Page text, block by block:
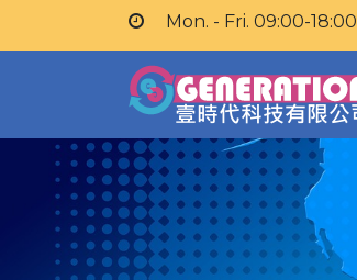
Mon. - Fri. 09:00-18:00